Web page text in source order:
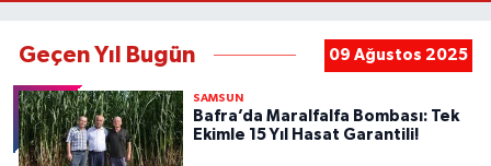
Geçen Yıl Bugün 09 Ağustos 2025
SAMSUN
Bafra’da Maralfalfa Bombası: Tek
Ekimle 15 Yıl Hasat Garantili!